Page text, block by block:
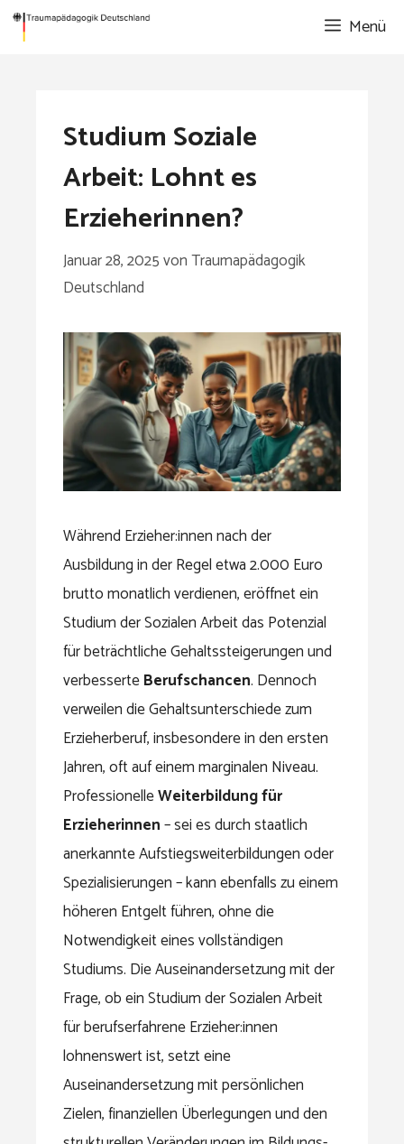
Zum
Inhalt
Menü
Studium Soziale
Arbeit: Lohnt es
Erzieherinnen?
Januar 28, 2025vonTraumapädagogik
Deutschland
Während Erzieher:innen nach der
Ausbildung in der Regel etwa 2.000 Euro
brutto monatlich verdienen, eröffnet ein
Studium der Sozialen Arbeit das Potenzial
für beträchtliche Gehaltssteigerungen und
verbesserteBerufschancen. Dennoch
verweilen die Gehaltsunterschiede zum
Erzieherberuf, insbesondere in den ersten
Jahren, oft auf einem marginalen Niveau.
ProfessionelleWeiterbildung für
Erzieherinnen– sei es durch staatlich
anerkannte Aufstiegsweiterbildungen oder
Spezialisierungen – kann ebenfalls zu einem
höheren Entgelt führen, ohne die
Notwendigkeit eines vollständigen
Studiums. Die Auseinandersetzung mit der
Frage, ob ein Studium der Sozialen Arbeit
für berufserfahrene Erzieher:innen
lohnenswert ist, setzt eine
Auseinandersetzung mit persönlichen
Zielen, finanziellen Überlegungen und den